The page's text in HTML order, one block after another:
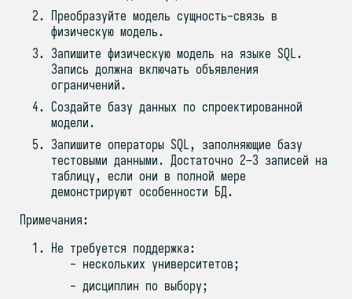
Преобразуйте модель сущность-связь в
физическую модель.
Запишите физическую модель на языке SQL.
Запись должна включать объявления
ограничений.
Создайте базу данных по спроектированной
модели.
Запишите операторы SQL, заполняющие базу
тестовыми данными. Достаточно 2–3 записей на
таблицу, если они в полной мере
демонстрируют особенности БД.
Примечания:
Не требуется поддержка:
нескольких университетов;
дисциплин по выбору;